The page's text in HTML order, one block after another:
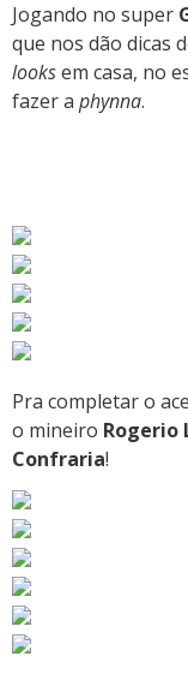
Jogando no super
que nos dão dicas
looksem casa, no
fazer a phynna.
Pra completar o
o mineiro Rogerio
Confraria!